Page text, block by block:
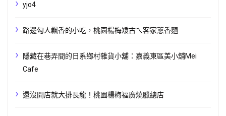
yjo4
路邊勾人飄香的小吃，桃園楊梅矮古ㄟ客家蔥香麵
隱藏在巷弄間的日系鄉村雜貨小舖：嘉義東區美小舖Mei
Cafe
還沒開店就大排長龍！桃園楊梅福廣燒臘總店